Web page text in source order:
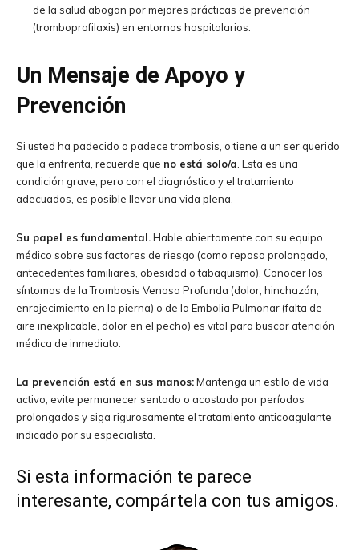
de la salud abogan por mejores prácticas de prevención
(tromboprofilaxis) en entornos hospitalarios.
Un Mensaje de Apoyo y
Prevención
Si usted ha padecido o padece trombosis, o tiene a un ser querido
que la enfrenta, recuerde que no está solo/a. Esta es una
condición grave, pero con el diagnóstico y el tratamiento
adecuados, es posible llevar una vida plena.
Su papel es fundamental.Hable abiertamente con su equipo
médico sobre sus factores de riesgo (como reposo prolongado,
antecedentes familiares, obesidad o tabaquismo). Conocer los
síntomas de la Trombosis Venosa Profunda (dolor, hinchazón,
enrojecimiento en la pierna) o de la Embolia Pulmonar (falta de
aire inexplicable, dolor en el pecho) es vital para buscar atención
médica de inmediato.
La prevención está en sus manos:Mantenga un estilo de vida
activo, evite permanecer sentado o acostado por períodos
prolongados y siga rigurosamente el tratamiento anticoagulante
indicado por su especialista.
Si esta información te parece
interesante, compártela con tus amigos.